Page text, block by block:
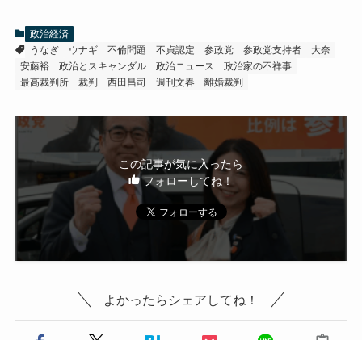
政治経済
うなぎ
ウナギ 不倫問題 不貞認定 参政党 参政党支持者
大奈
安藤裕
政治とスキャンダル 政治ニュース
政治家の不祥事
最高裁判所
裁判 西田昌司 週刊文春 離婚裁判
この記事が気に入ったら
フォローしてね！
よかったらシェアしてね！